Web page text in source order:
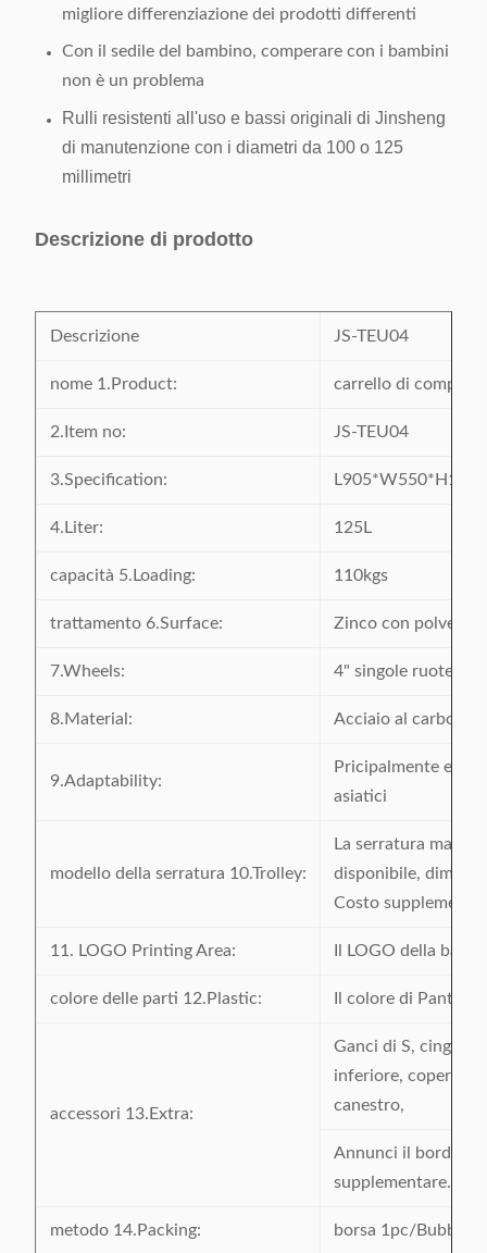
migliore differenziazione dei prodotti differenti
Con il sedile del bambino, comperare con i bambini
non è un problema
Rulli resistenti all'uso e bassi originali di Jinsheng
di manutenzione con i diametri da 100 o 125
millimetri
Descrizione di prodotto
Descrizione JS-TEU04
nome 1.Product: carrello di compera
2.Item no: JS-TEU04
3.Specification:
4.Liter: 125L
capacità 5.Loading: 110kgs
trattamento 6.Surface: Zinco con polvere
7.Wheels: 4" singole ruote
8.Material: Acciaio al carbonio
9.Adaptability:
Pricipalmente
asiatici
modello della serratura 10.Trolley:
La serratura
disponibile,
Costo
11. LOGO Printing Area: Il LOGO della
colore delle parti 12.Plastic: Il colore di Panton
accessori 13.Extra:
Ganci di S, cinghia
inferiore,
canestro,
Annunci il bordo di
supplementare.
metodo 14.Packing: borsa 1pc/Bubble